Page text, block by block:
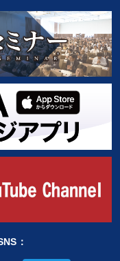
：